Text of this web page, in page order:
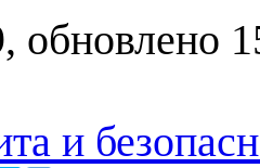
обновлено
и